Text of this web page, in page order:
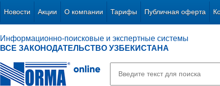
Новости Акции О компании Тарифы Публичная оферта
Информационно-поисковые и экспертные системы
ВСЕ ЗАКОНОДАТЕЛЬСТВО УЗБЕКИСТАНА